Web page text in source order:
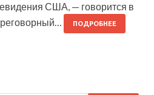
США, — говорится в
ПОДРОБНЕЕ